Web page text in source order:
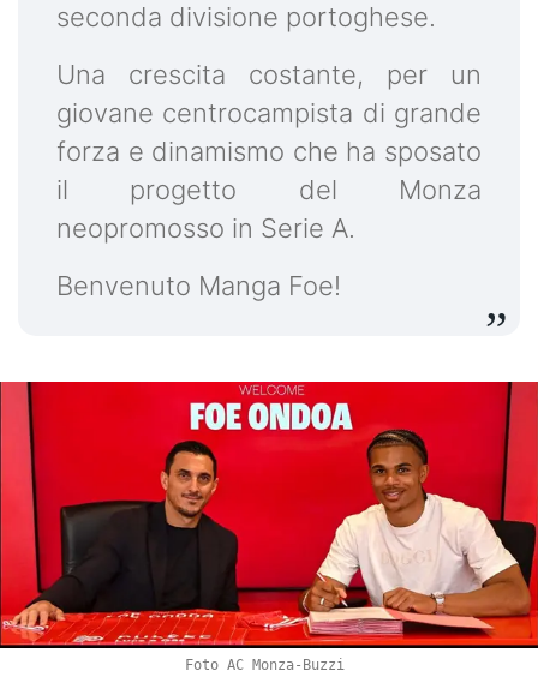
seconda divisione portoghese.
Una crescita costante, per un
giovane centrocampista di grande
forza e dinamismo che ha sposato
il progetto del Monza
neopromosso in Serie A.
Benvenuto Manga Foe!
Foto AC Monza-Buzzi